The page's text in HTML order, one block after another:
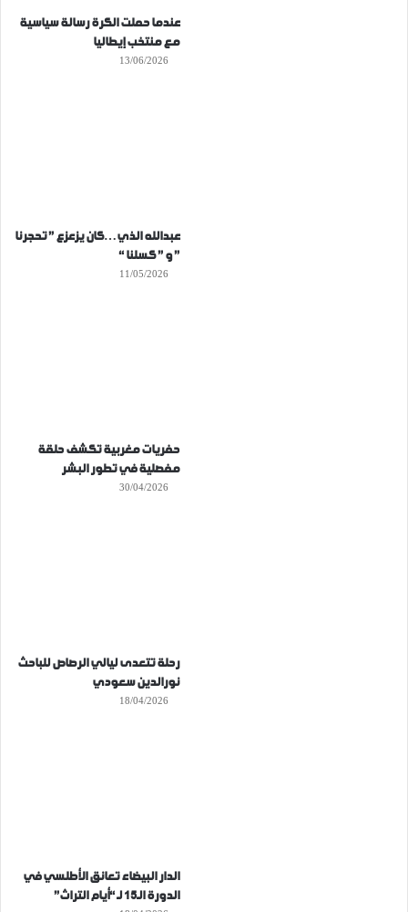
عندما حملت الكرة رسالة سياسية
مع منتخب إيطاليا
13/06/2026
عبدالله الذي…كان يزعزع ” تحجرنا
” و ” كسلنا “
11/05/2026
حفريات مغربية تكشف حلقة
مفصلية في تطور البشر
30/04/2026
رحلة تتعدى ليالي الرصاص للباحث
نورالدين سعودي
18/04/2026
الدار البيضاء تعانق الأطلسي في
الدورة الـ15 لـ “أيام التراث”